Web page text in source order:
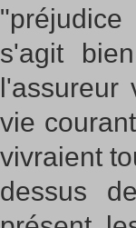
s'agit
l'assureur
vie
vivraient
dessus